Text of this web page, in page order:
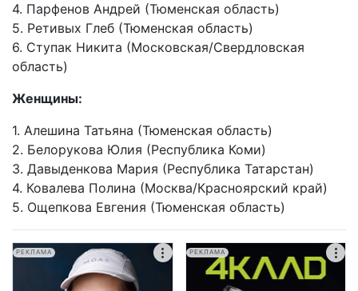
4. Парфенов Андрей (Тюменская область)
5. Ретивых Глеб (Тюменская область)
6. Ступак Никита (Московская/Свердловская
область)
Женщины:
1. Алешина Татьяна (Тюменская область)
2. Белорукова Юлия (Республика Коми)
3. Давыденкова Мария (Республика Татарстан)
4. Ковалева Полина (Москва/Красноярский край)
5. Ощепкова Евгения (Тюменская область)
РЕКЛАМА РЕКЛАМА